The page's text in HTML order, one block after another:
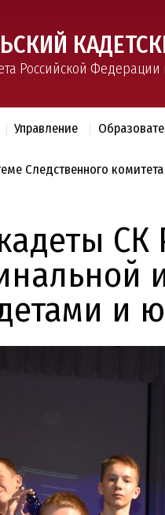
Российской
Управление
Следственного комитета
СК
и